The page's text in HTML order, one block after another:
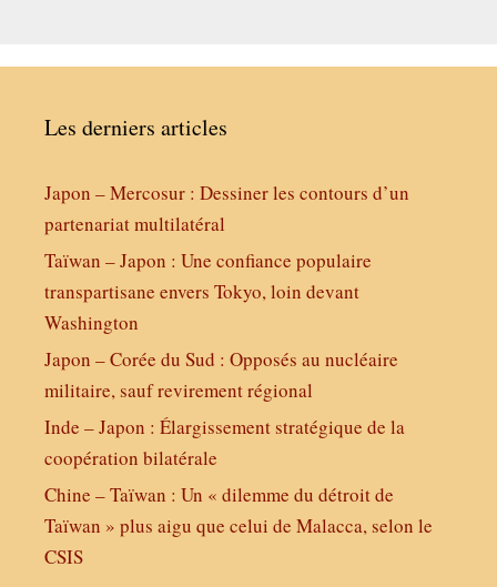
Les derniers articles
Japon – Mercosur : Dessiner les contours d’un
partenariat multilatéral
Taïwan – Japon : Une confiance populaire
transpartisane envers Tokyo, loin devant
Washington
Japon – Corée du Sud : Opposés au nucléaire
militaire, sauf revirement régional
Inde – Japon : Élargissement stratégique de la
coopération bilatérale
Chine – Taïwan : Un « dilemme du détroit de
Taïwan » plus aigu que celui de Malacca, selon le
CSIS